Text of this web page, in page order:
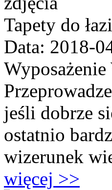
Tapety do
Data: 2018-
jeśli dobrze
ostatnio
wizerunek
więcej >>